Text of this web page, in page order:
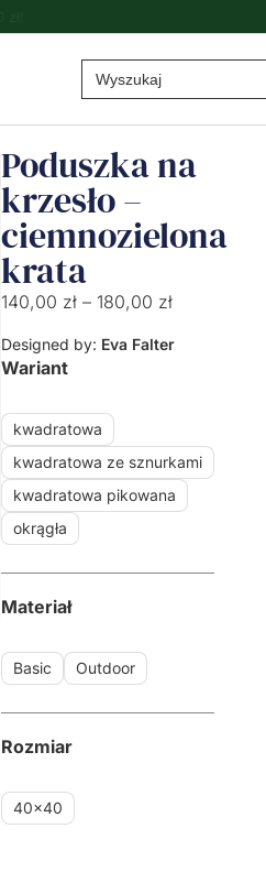
Search
for:
Poduszka na
krzesło –
ciemnozielona
krata
140,00 zł – 180,00 zł
Designed by: Eva Falter
Wariant
kwadratowa
kwadratowa ze sznurkami
kwadratowa pikowana
okrągła
Materiał
Basic Outdoor
Rozmiar
40x40